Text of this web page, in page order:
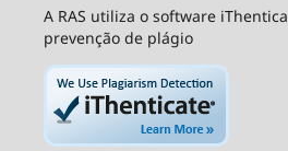
A RAS utiliza o software
prevenção de plágio